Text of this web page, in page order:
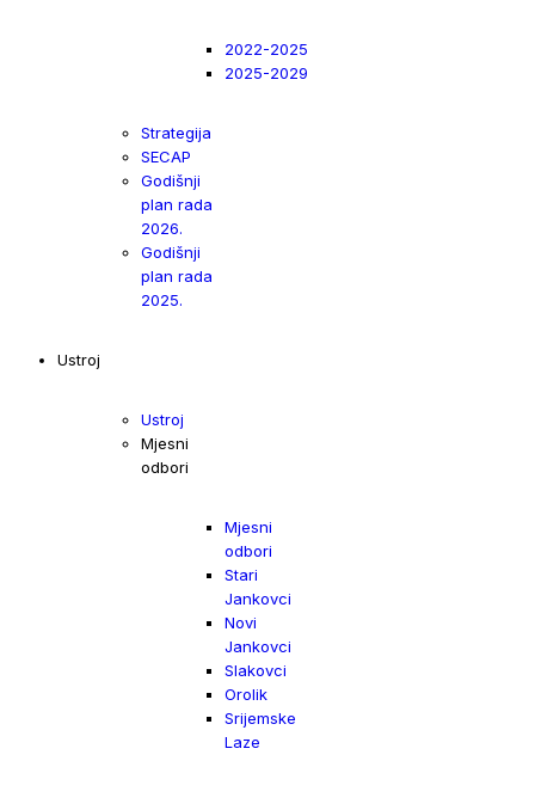
2022-2025
2025-2029
Strategija
SECAP
Godišnji
plan rada
2026.
Godišnji
plan rada
2025.
Ustroj
Ustroj
Mjesni
odbori
Mjesni
odbori
Stari
Jankovci
Novi
Jankovci
Slakovci
Orolik
Srijemske
Laze